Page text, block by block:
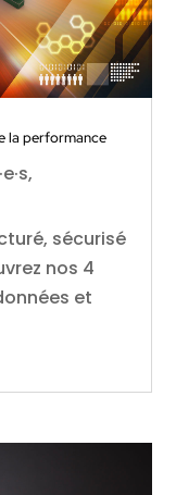
la performance
,
sécurisé
nos 4
et